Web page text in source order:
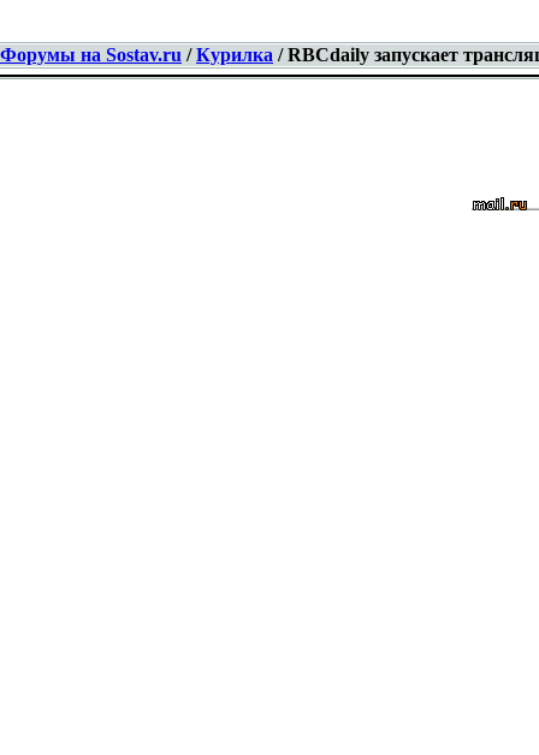
Форумы на Sostav.ru /Курилка / RBCdaily запускает